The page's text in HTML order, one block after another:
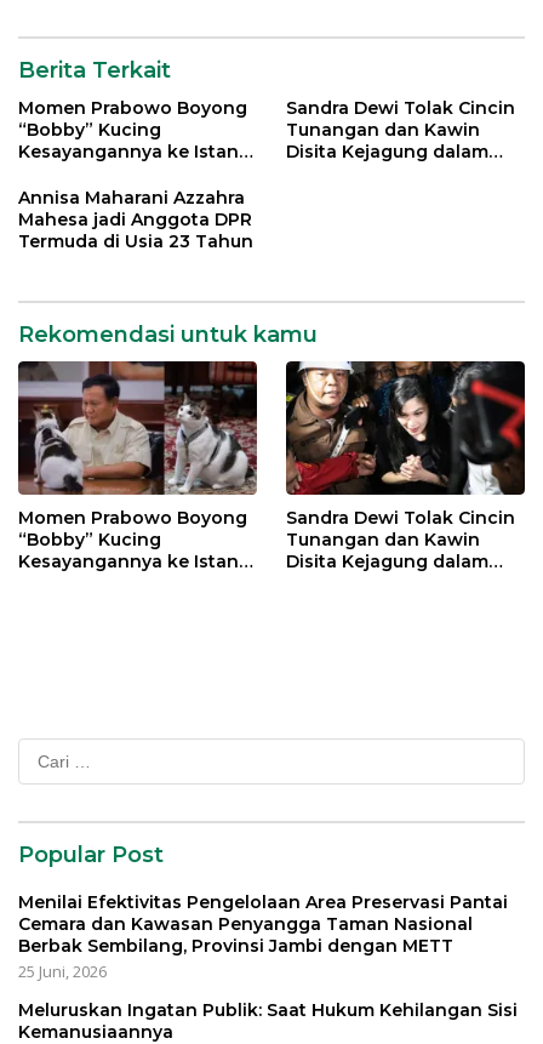
Berita Terkait
Momen Prabowo Boyong
“Bobby” Kucing
Kesayangannya ke Istana
Sandra Dewi Tolak Cincin
Tunangan dan Kawin
Disita Kejagung dalam
Annisa Maharani Azzahra
Mahesa jadi Anggota DPR
Termuda di Usia 23 Tahun
Rekomendasi untuk kamu
Momen Prabowo Boyong
“Bobby” Kucing
Kesayangannya ke Istana
Sandra Dewi Tolak Cincin
Tunangan dan Kawin
Disita Kejagung dalam
Cari
untuk:
Popular Post
Menilai Efektivitas Pengelolaan Area Preservasi Pantai
Cemara dan Kawasan Penyangga Taman Nasional
Berbak Sembilang, Provinsi Jambi dengan METT
25 Juni, 2026
Meluruskan Ingatan Publik: Saat Hukum Kehilangan Sisi
Kemanusiaannya